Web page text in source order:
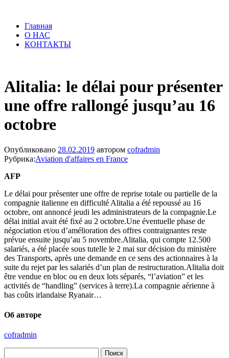
Главная
О НАС
КОНТАКТЫ
Alitalia: le délai pour présenter
une offre rallongé jusqu’au 16
octobre
Опубликовано 28.02.2019 автором cofradmin
Рубрика:Aviation d'affaires en France
AFP
Le délai pour présenter une offre de reprise totale ou partielle de la
compagnie italienne en difficulté Alitalia a été repoussé au 16
octobre, ont annoncé jeudi les administrateurs de la compagnie.Le
délai initial avait été fixé au 2 octobre.Une éventuelle phase de
négociation et/ou d’amélioration des offres contraignantes reste
prévue ensuite jusqu’au 5 novembre.Alitalia, qui compte 12.500
salariés, a été placée sous tutelle le 2 mai sur décision du ministère
des Transports, après une demande en ce sens des actionnaires à la
suite du rejet par les salariés d’un plan de restructuration.Alitalia doit
être vendue en bloc ou en deux lots séparés, “l’aviation” et les
activités de “handling” (services à terre).La compagnie aérienne à
bas coûts irlandaise Ryanair…
Об авторе
cofradmin